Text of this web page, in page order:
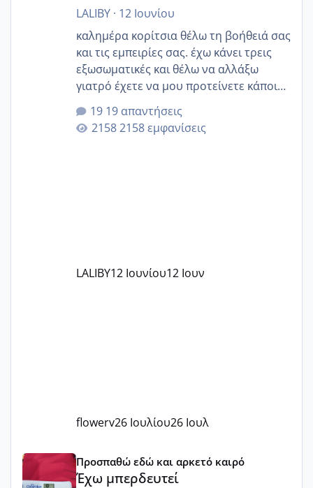
LALIBY· 12 Ιουνίου
καλημέρα κορίτσια θέλω τη βοήθειά σας
και τις εμπειρίες σας. έχω κάνει τρεις
εξωσωματικές και θέλω να αλλάξω
γιατρό έχετε να μου προτείνετε κάποιον
που μείνατε ευχαριστημένες και είχατε
επιιτυχία? έκανα στο υγεία με τον
ζερβομανωλάκη (δεν το εψαξε καθόλου
19 απαντήσεις
2158 εμφανίσεις
LALIBY12 Ιουνίου12 Ιουν
flowerv26 Ιουλίου26 Ιουλ
Έχω μπερδευτεί
Προσπαθώ εδώ και αρκετό καιρό
Έχω μπερδευτεί